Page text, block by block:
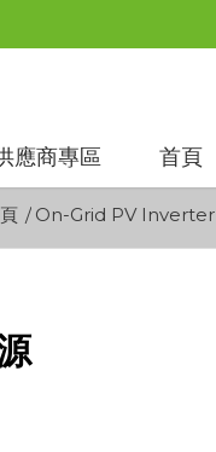
應商專區 首頁
/ On-Grid PV Inverter